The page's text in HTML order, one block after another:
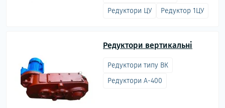
Редуктори ЦУ
Редуктор 1ЦУ
Редуктори вертикальні
Редуктори типу ВК
Редуктори А-400